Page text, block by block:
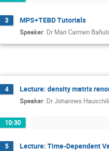
3 MPS+TEBD Tutorials
Speaker: Dr Mari Carmen
4 Lecture: density matrix
Speaker: DrJohannes
10:30
5 Lecture: Time-Dependent